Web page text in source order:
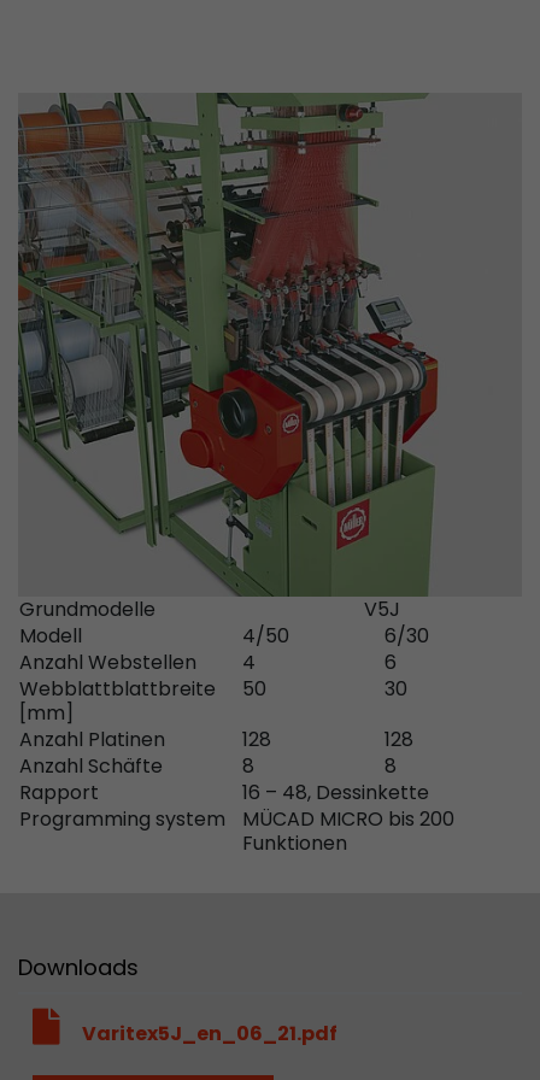
Grundmodelle
V5J
Modell
4/50
6/30
Anzahl Webstellen
4
6
Webblattblattbreite
[mm]
50
30
Anzahl Platinen
128
128
Anzahl Schäfte
8
8
Rapport
16 – 48, Dessinkette
Programming system
MÜCAD MICRO bis 200
Funktionen
Downloads
Varitex5J_en_06_21.pdf
Laufzeit pro Sitzung
Zweck
Dieses Cookie gehört der Vergangenheit an
Analytics nicht mehr verwendet. Für die
von Seiten welche noch den urchin.js
wird dieses Cookie dennoch geschrieben und
Browser geschlossen wird. Dieses Cookie
Debugging und der Verwendung des neuen
Codes nicht berücksichtigt werden.
Name __utmz
Provider www.google.com/analytics/
Laufzeit 6 Monate
Zweck
Dieses Cookie ist das Besucherquellen Cookie.
Besucherquellen Informationen des aktuellen
Informationen welche über Kampagnen
übergeben wurden. Ebenfalls speichert dieses
Besucherquelle des letztes Besuches anderst
werden können so wird das Cookie nicht
diesem Wege kann Google Analytics
Conversions und E-Commerce Transaktionen
Besucherquelle zuordnen. Das Cookie enthält
Informationen über vergangene
Provider
Laufzeit
Registriert eine eindeutige ID, die verwendet